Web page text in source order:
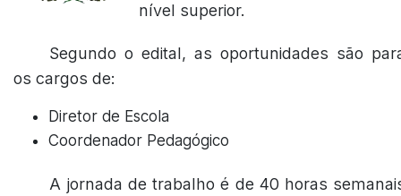
nível superior.
Segundo o edital, as oportunidades são
os cargos de:
Diretor de Escola
Coordenador Pedagógico
A jornada de trabalho é de 40 horas